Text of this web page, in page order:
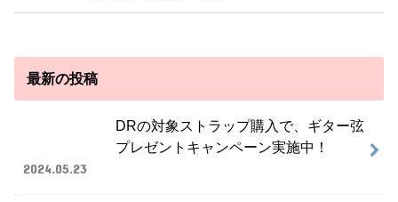
最新の投稿
DRの対象ストラップ購入で、ギター弦
プレゼントキャンペーン実施中！
2024.05.23